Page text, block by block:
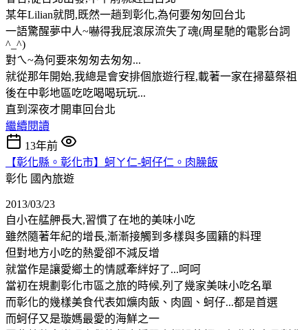
某年Lilian就問,既然一趟到彰化,為何要匆匆回台北
一語驚醒夢中人~嚇得我屁滾尿流失了魂(周星馳的電影台詞
^_^)
對ㄟ~為何要來匆匆去匆匆...
就從那年開始,我總是會安排個旅遊行程,載著一家在掃墓祭祖
後在中彰地區吃吃喝喝玩玩...
直到深夜才開車回台北
繼續閱讀
13年前
【彰化縣。彰化市】蚵ㄚ仁-蚵仔仁。肉臊飯
彰化 國內旅遊
2013/03/23
自小在艋舺長大,習慣了在地的美味小吃
雖然隨著年紀的增長,漸漸接觸到多樣與多國籍的料理
但對地方小吃的熱愛卻不減反增
就當作是讓愛鄉土的情感牽絆好了...呵呵
當初在規劃彰化市區之旅的時候,列了幾家美味小吃名單
而彰化的幾樣美食代表如爌肉飯、肉圓、蚵仔...都是首選
而蚵仔又是璇媽最愛的海鮮之一